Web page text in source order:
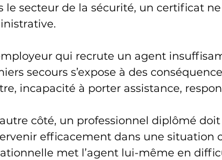
le secteur de la sécurité, un certificat
qui recrute un agent
secours s’expose à des
incapacité à porter assistance,
côté, un professionnel diplômé
efficacement dans une situation
met l’agent lui-même en